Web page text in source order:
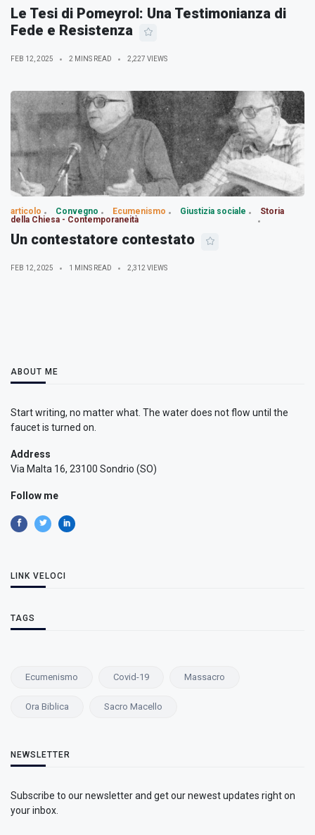
Le Tesi di Pomeyrol: Una Testimonianza di
Fede e Resistenza
FEB 12, 2025 2 MINS READ 2,227 VIEWS
articolo Convegno Ecumenismo Giustizia sociale
Storia
della Chiesa - Contemporaneità
Un contestatore contestato
FEB 12, 2025 1 MINS READ 2,312 VIEWS
ABOUT ME
Start writing, no matter what. The water does not flow until the
faucet is turned on.
Address
Via Malta 16, 23100 Sondrio (SO)
Follow me
LINK VELOCI
TAGS
Ecumenismo Covid-19 Massacro
Ora Biblica Sacro Macello
NEWSLETTER
Subscribe to our newsletter and get our newest updates right on
your inbox.